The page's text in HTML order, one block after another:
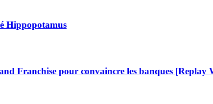
Hippopotamus
Franchise pour convaincre les banques [Replay